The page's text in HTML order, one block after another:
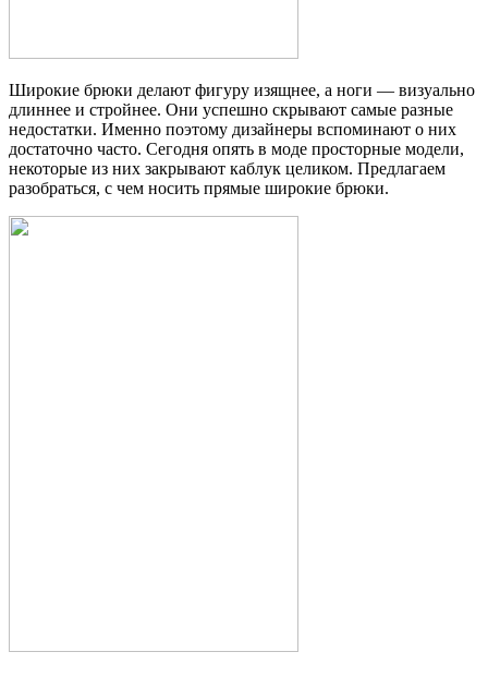
Широкие брюки делают фигуру изящнее, а ноги — визуально
длиннее и стройнее. Они успешно скрывают самые разные
недостатки. Именно поэтому дизайнеры вспоминают о них
достаточно часто. Сегодня опять в моде просторные модели,
некоторые из них закрывают каблук целиком. Предлагаем
разобраться, с чем носить прямые широкие брюки.